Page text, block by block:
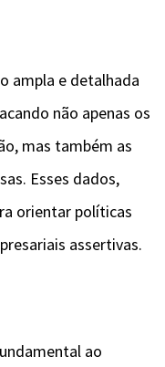
ampla e detalhada
não apenas os
mas também as
Esses dados,
orientar políticas
assertivas.
ao